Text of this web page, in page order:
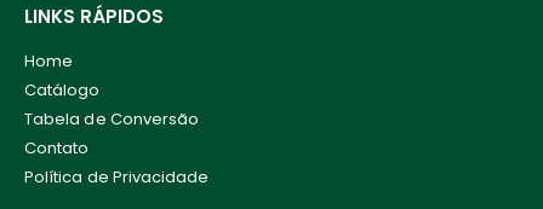
LINKS RÁPIDOS
Home
Catálogo
Tabela de Conversão
Contato
Política de Privacidade